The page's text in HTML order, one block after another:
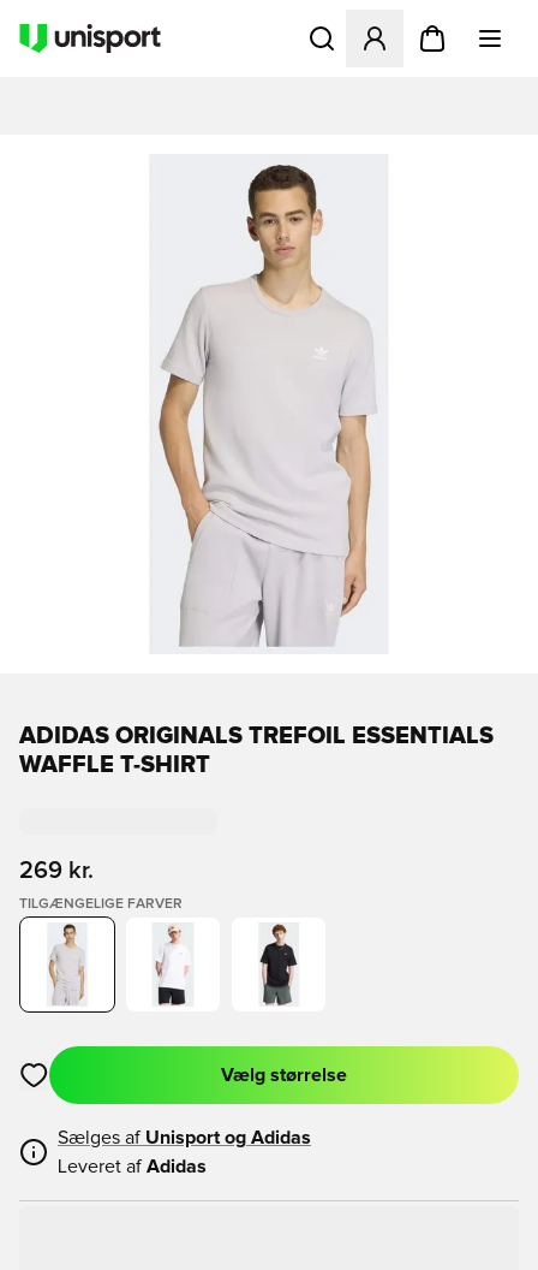
Åbner en Modal til at
ADIDAS ORIGINALS TREFOIL ESSENTIALS
WAFFLE T-SHIRT
269 kr.
TILGÆNGELIGE FARVER
Åbner en Modal til at logge ind eller tilmelde dig som medlem
Vælg størrelse
Sælges af Unisport og Adidas
Leveret af Adidas